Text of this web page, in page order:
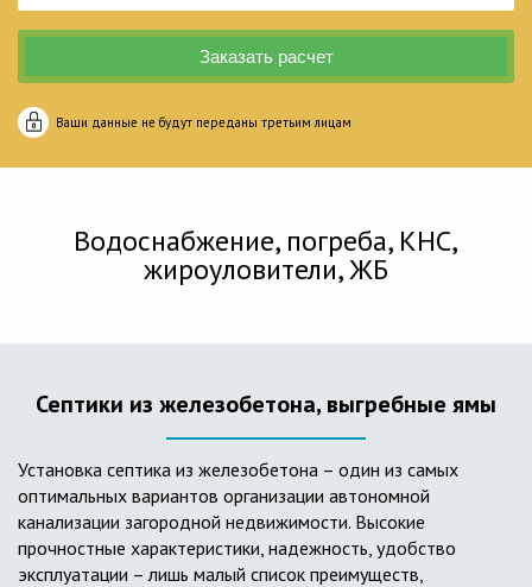
Ваши данные не будут переданы третьим лицам
Водоснабжение, погреба, КНС,
жироуловители, ЖБ
Септики из железобетона, выгребные ямы
Установка септика из железобетона – один из самых
оптимальных вариантов организации автономной
канализации загородной недвижимости. Высокие
прочностные характеристики, надежность, удобство
эксплуатации – лишь малый список преимуществ,